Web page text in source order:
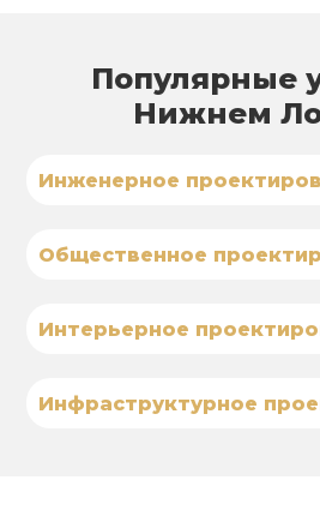
Популярные
Нижнем
Инженерное
Общественное
Интерьерное
Инфраструктурное